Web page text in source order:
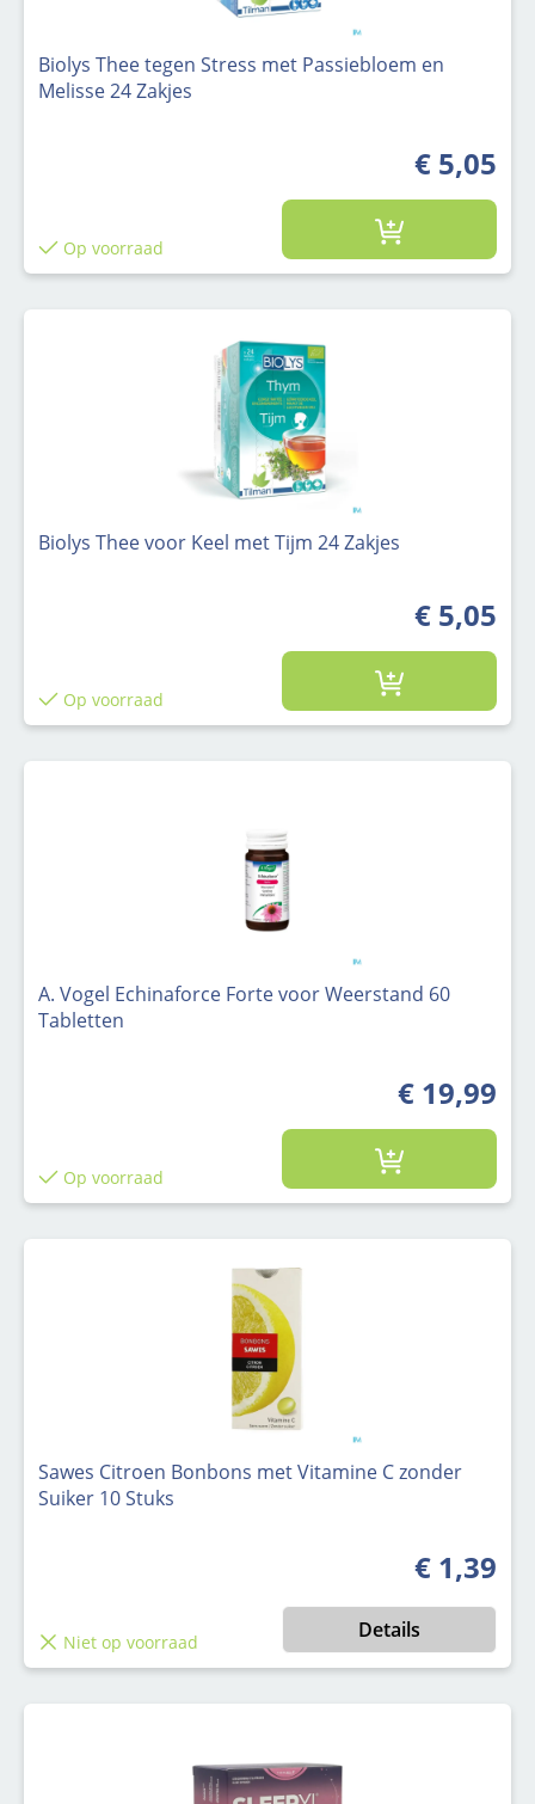
Biolys Thee tegen Stress met Passiebloem en
Melisse 24 Zakjes
€ 5,05
Op voorraad
Biolys Thee voor Keel met Tijm 24 Zakjes
€ 5,05
Op voorraad
A. Vogel Echinaforce Forte voor Weerstand 60
Tabletten
€ 19,99
Op voorraad
Sawes Citroen Bonbons met Vitamine C zonder
Suiker 10 Stuks
Normale
€ 1,39
Niet op voorraad Details